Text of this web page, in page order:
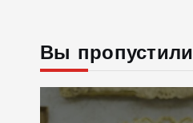
Вы пропустили